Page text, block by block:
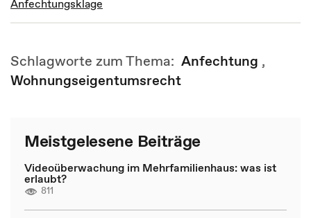
Anfechtungsklage
Schlagworte zum Thema: Anfechtung ,
Wohnungseigentumsrecht
Meistgelesene Beiträge
Videoüberwachung im Mehrfamilienhaus: was ist
erlaubt?
811